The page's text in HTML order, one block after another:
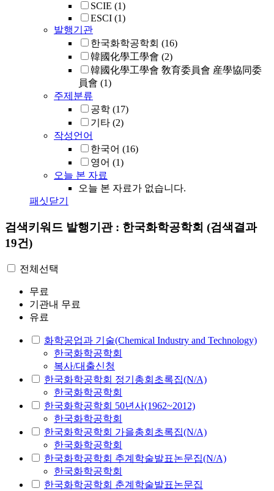
SCIE (1)
ESCI (1)
발행기관
한국화학공학회 (16)
韓國化學工學會 (2)
韓國化學工學會 敎育委員會 産學協同委
員會 (1)
주제분류
공학 (17)
기타 (2)
작성언어
한국어 (16)
영어 (1)
오늘 본 자료
오늘 본 자료가 없습니다.
패싯닫기
검색키워드 발행기관 : 한국화학공학회 (검색결과
19건)
전체선택
무료
기관내 무료
유료
화학공업과 기술(Chemical Industry and Technology)
한국화학공학회
복사/대출신청
한국화학공학회 정기총회초록집(N/A)
한국화학공학회
한국화학공학회 50년사(1962~2012)
한국화학공학회
한국화학공학회 가을총회초록집(N/A)
한국화학공학회
한국화학공학회 추계학술발표논문집(N/A)
한국화학공학회
한국화학공학회 춘계학술발표논문집